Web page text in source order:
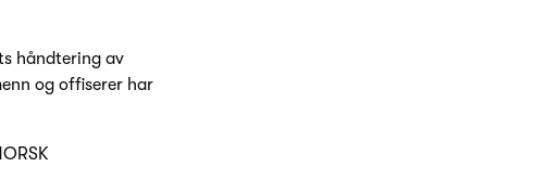
håndtering av
og offiserer har